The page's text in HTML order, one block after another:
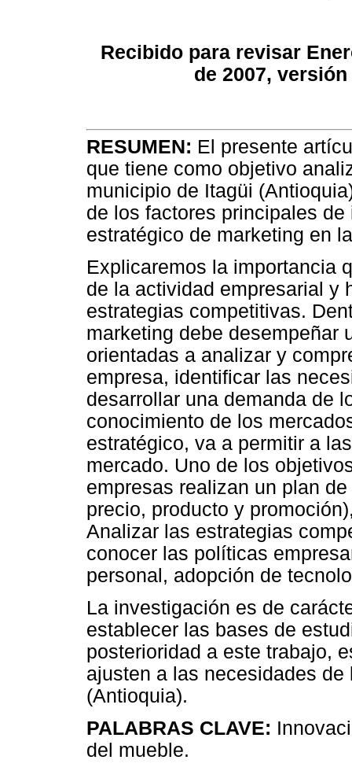
Recibido para revisar
de 2007,
RESUMEN: El presente
que tiene como objetivo
municipio de Itagüi
de los factores principales
estratégico de marketing en
Explicaremos la importancia
de la actividad empresarial y
estrategias competitivas.
marketing debe desempeñar
orientadas a analizar y
empresa, identificar las
desarrollar una demanda de
conocimiento de los
estratégico, va a permitir a
mercado. Uno de los
empresas realizan un plan
precio, producto y
Analizar las estrategias
conocer las políticas
personal, adopción de
La investigación es de
establecer las bases de
posterioridad a este trabajo,
ajusten a las necesidades
(Antioquia).
PALABRAS CLAVE:
del mueble.